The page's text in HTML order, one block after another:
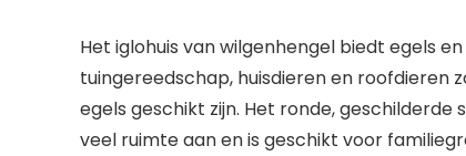
Het iglohuis van wilgenhengel biedt egels
tuingereedschap, huisdieren en roofdieren
egels geschikt zijn. Het ronde,
veel ruimte aan en is geschikt voor